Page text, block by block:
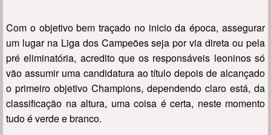
Com o objetivo bem traçado no inicio da época, assegurar
um lugar na Liga dos Campeões seja por via direta ou pela
pré eliminatória, acredito que os responsáveis leoninos só
vão assumir uma candidatura ao título depois de alcançado
o primeiro objetivo Champions, dependendo claro está, da
classificação na altura, uma coisa é certa, neste momento
tudo é verde e branco.